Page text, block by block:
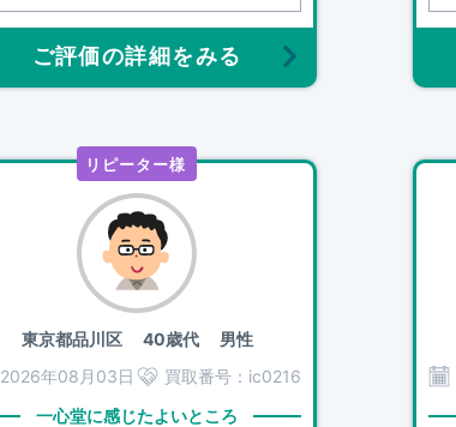
ご評価の詳細をみる
リピーター様
東京都品川区40歳代 男性
2026年08月03日
買取番号： ic0216
一心堂に感じたよいところ